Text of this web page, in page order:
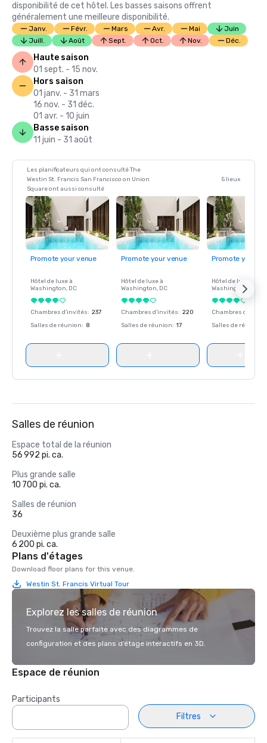
disponibilité de cet hôtel. Les basses saisons offrent
généralement une meilleure disponibilité.
Janv. Févr. Mars Avr. Mai
Juin
Juill.
Août Sept. Oct. Nov. Déc.
Haute saison
01 sept. - 15 nov.
Hors saison
01 janv. - 31 mars
16 nov. - 31 déc.
01 avr. - 10 juin
Basse saison
11 juin - 31 août
Les planificateurs qui ont consulté The
Westin St. Francis San Francisco on Union
Square ont aussi consulté
5 lieux
Promote your venue
Hôtel de luxe à
Washington, DC
Chambres d'invités: 237
Salles de réunion: 8
Promote your venue
Hôtel de luxe à
Washington, DC
Chambres d'invités: 220
Salles de réunion: 17
Promote your
Hôtel de luxe à
Washington
Chambres
Salles de réunion
Salles de réunion
Espace total de la réunion
56 992 pi. ca.
Plus grande salle
10 700 pi. ca.
Salles de réunion
36
Deuxième plus grande salle
6 200 pi. ca.
Plans d'étages
Download floor plans for this venue.
Westin St. Francis Virtual Tour
Explorez les salles de réunion
Trouvez la salle parfaite avec des diagrammes de
configuration et des plans d’étage interactifs en 3D.
Espace de réunion
Participants
Filtres